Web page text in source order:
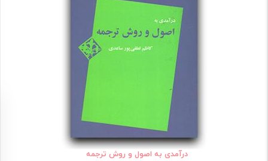
درآمدی به اصول و روش ترجمه